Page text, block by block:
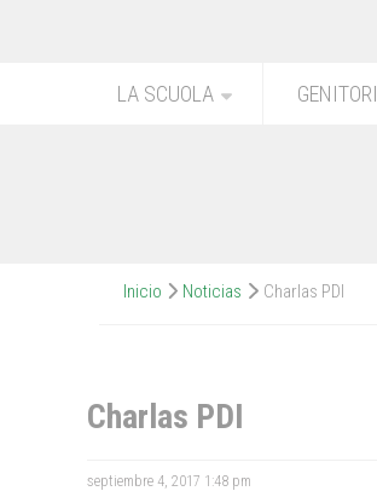
LA SCUOLA GENITORI
Inicio Noticias Charlas PDI
Charlas PDI
septiembre 4, 2017 1:48 pm